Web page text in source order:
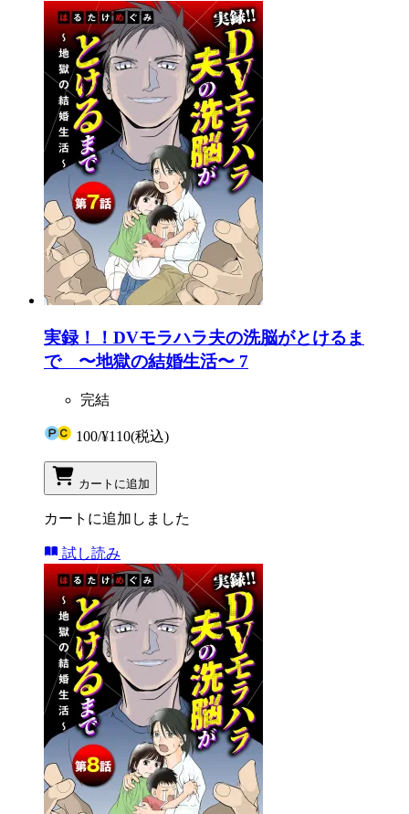
実録！！DVモラハラ夫の洗脳がとけるま
で 〜地獄の結婚生活〜 7
完結
100/¥110(税込)
カートに追加
カートに追加しました
試し読み